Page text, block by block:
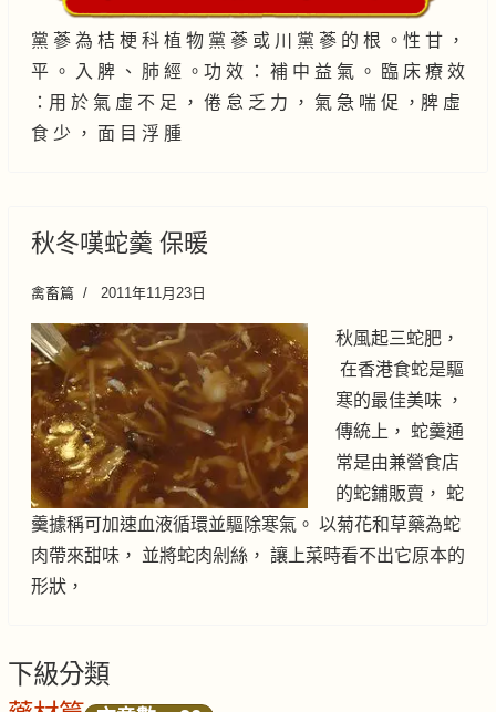
黨 蔘 為 桔 梗 科 植 物 黨 蔘 或 川 黨 蔘 的 根 。性 甘 ，
平 。 入 脾 、 肺 經 。功 效 ： 補 中 益 氣 。 臨 床 療 效
：用 於 氣 虛 不 足 ， 倦 怠 乏 力 ， 氣 急 喘 促 ，脾 虛
食 少 ， 面 目 浮 腫
秋冬嘆蛇羹 保暖
禽畜篇 2011年11月23日
秋風起三蛇肥，
在香港食蛇是驅
寒的最佳美味 ，
傳統上， 蛇羹通
常是由兼營食店
的蛇鋪販賣， 蛇
羹據稱可加速血液循環並驅除寒氣。 以菊花和草藥為蛇
肉帶來甜味， 並將蛇肉剁絲， 讓上菜時看不出它原本的
形狀，
下級分類